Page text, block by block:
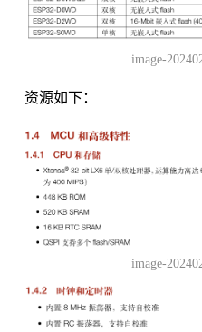
image-
资源如下：
image-